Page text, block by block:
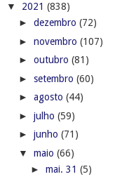
▼ 2021 (838)
► dezembro (72)
► novembro (107)
► outubro (81)
► setembro (60)
► agosto (44)
► julho (59)
► junho (71)
▼ maio (66)
► mai. 31 (5)